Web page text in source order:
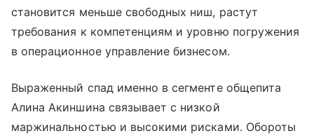
становится меньше свободных ниш, растут
требования к компетенциям и уровню погружения
в операционное управление бизнесом.
Выраженный спад именно в сегменте общепита
Алина Акиншина связывает с низкой
маржинальностью и высокими рисками. Обороты